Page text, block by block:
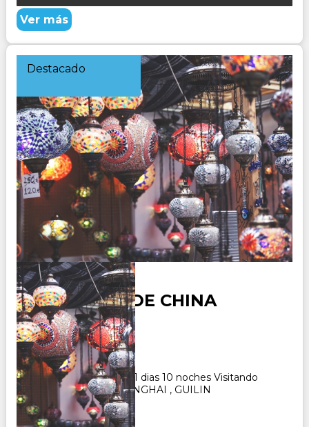
Ver más
Destacado
ENCANTOS DE CHINA
Duración:
10Días9Noches
Paquete Turistico de 11 dias 10 noches Visitando
BEIJINH , XI'AN , SHANGHAI , GUILIN
CONSULTAR